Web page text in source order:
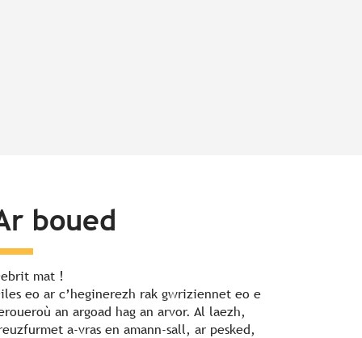
boued
mat !
eo ar c’heginerezh rak gwriziennet eo e
an argoad hag an arvor. Al laezh,
a-vras en amann-sall, ar pesked,